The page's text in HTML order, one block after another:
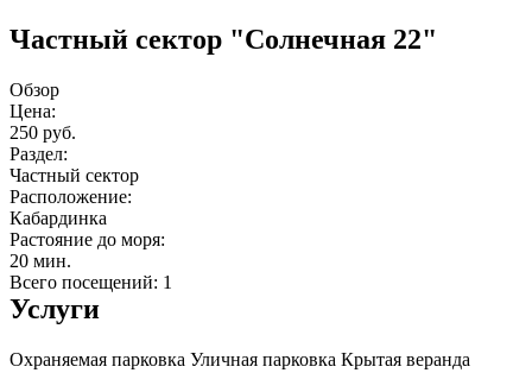
Частный сектор "Солнечная 22"
Обзор
Цена:
250 руб.
Раздел:
Частный сектор
Расположение:
Кабардинка
Растояние до моря:
20 мин.
Всего посещений: 1
Услуги
Охраняемая парковка Уличная парковка Крытая веранда